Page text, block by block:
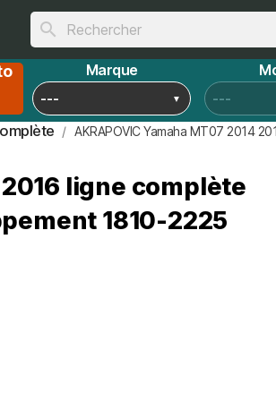
search
Marque
AKRAPOVIC Yamaha MT07 2014
2016 ligne complète
1810-2225